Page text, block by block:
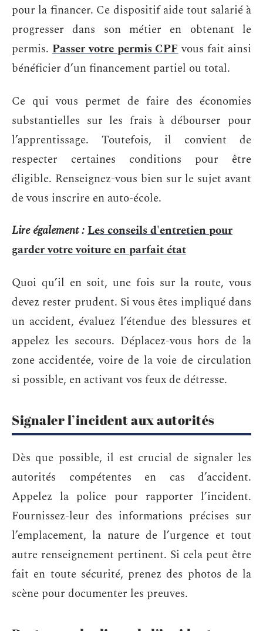
pour la financer. Ce dispositif aide tout salarié à
progresser dans son métier en obtenant le
permis.Passer votre permis CPFvous fait ainsi
bénéficier d’un financement partiel ou total.
Ce qui vous permet de faire des économies
substantielles sur les frais à débourser pour
l’apprentissage. Toutefois, il convient de
respecter certaines conditions pour être
éligible. Renseignez-vous bien sur le sujet avant
de vous inscrire en auto-école.
Lire également :Les conseils d'entretien pour
garder votre voiture en parfait état
Quoi qu’il en soit, une fois sur la route, vous
devez rester prudent. Si vous êtes impliqué dans
un accident, évaluez l’étendue des blessures et
appelez les secours. Déplacez-vous hors de la
zone accidentée, voire de la voie de circulation
si possible, en activant vos feux de détresse.
Signaler l’incident aux autorités
Dès que possible, il est crucial de signaler les
autorités compétentes en cas d’accident.
Appelez la police pour rapporter l’incident.
Fournissez-leur des informations précises sur
l’emplacement, la nature de l’urgence et tout
autre renseignement pertinent. Si cela peut être
fait en toute sécurité, prenez des photos de la
scène pour documenter les preuves.